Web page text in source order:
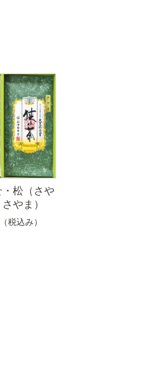
松（さや
やま）
（税込み）